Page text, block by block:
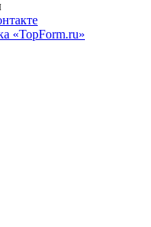
«TopForm.ru»